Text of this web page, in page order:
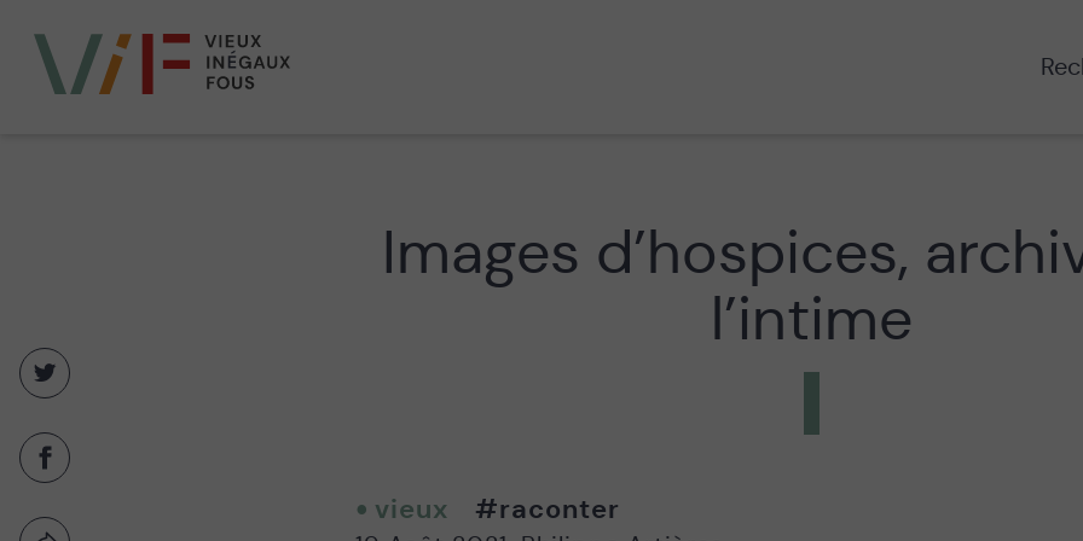
inégaux
Images d’hospices,
l’intime
Partager
twitter
-
Nouvelle
Partager
facebook
vieux #raconter